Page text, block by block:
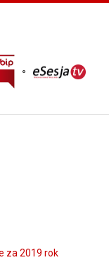
za 2019 rok